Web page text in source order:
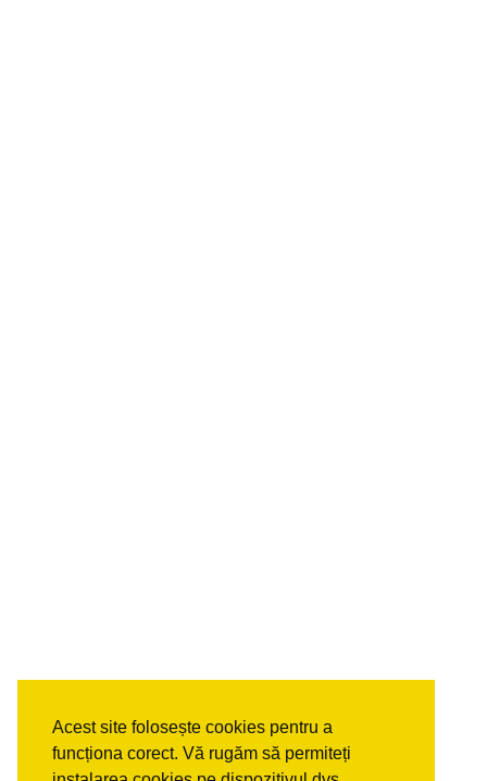
Acest site folosește cookies pentru a
funcționa corect. Vă rugăm să permiteți